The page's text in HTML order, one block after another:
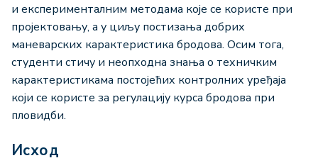
и експерименталним методама које се користе при
пројектовању, а у циљу постизања добрих
маневарских карактеристика бродова. Осим тога,
студенти стичу и неопходна знања о техничким
карактеристикама постојећих контролних уређаја
који се користе за регулацију курса бродова при
пловидби.
Исход